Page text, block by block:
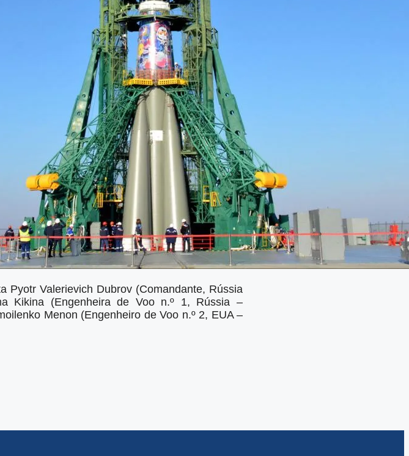
Pyotr Valerievich Dubrov (Comandante, Rússia
Kikina (Engenheira de Voo n.º 1, Rússia –
Menon (Engenheiro de Voo n.º 2, EUA –